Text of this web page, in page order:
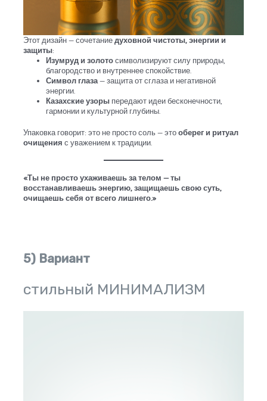
Этот дизайн — сочетаниедуховной чистоты, энергии и
защиты:
Изумруд и золото символизируют силу природы,
благородство и внутреннее спокойствие.
Символ глаза— защита от сглаза и негативной
энергии.
Казахские узоры передают идеи бесконечности,
гармонии и культурной глубины.
Упаковка говорит: это не просто соль — этооберег и ритуал
очищения с уважением к традиции.
«Ты не просто ухаживаешь за телом — ты
восстанавливаешь энергию, защищаешь свою суть,
очищаешь себя от всего лишнего.»
5) Вариант
стильный МИНИМАЛИЗМ